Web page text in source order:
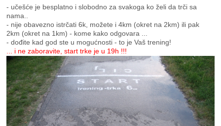
- učešće je besplatno i slobodno za svakoga ko želi da trči sa
nama..
- nije obavezno istrčati 6k, možete i 4km (okret na 2km) ili pak
2km (okret na 1km) - kome kako odgovara ...
- dođite kad god ste u mogućnosti - to je Vaš trening!
... i ne zaboravite, start trke je u 19h !!!